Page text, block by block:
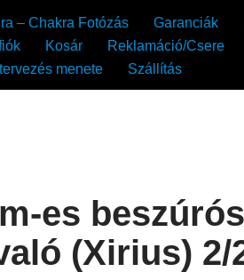
– Chakra Fotózás Garanciák
Kosár Reklamáció/Csere
menete Szállítás
es beszúrós
(Xirius) 2/